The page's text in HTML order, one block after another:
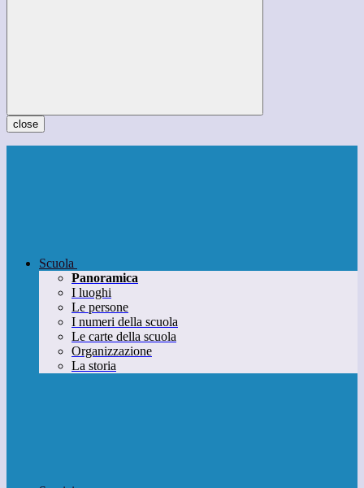
close
Scuola
Panoramica
I luoghi
Le persone
I numeri della scuola
Le carte della scuola
Organizzazione
La storia